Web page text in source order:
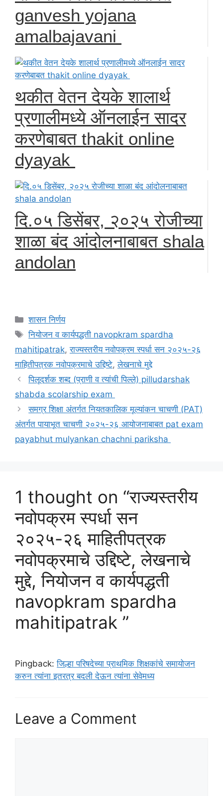
ganvesh yojana
amalbajavani
थकीत वेतन देयके शालार्थ
प्रणालीमध्ये ऑनलाईन सादर
करणेबाबत thakit online
dyayak
दि.०५ डिसेंबर, २०२५ रोजीच्या
शाळा बंद आंदोलनाबाबत shala
andolan
Categories
शासन निर्णय
Tags
नियोजन व कार्यपद्धती navopkram spardha
mahitipatrak,राज्यस्तरीय नवोपक्रम स्पर्धा सन २०२५-२६
माहितीपत्रक नवोपक्रमाचे उद्दिष्टे,लेखनाचे मुद्दे
पिलूदर्शक शब्द (प्राणी व त्यांची पिल्ले) pilludarshak
shabda scolarship exam
समग्र शिक्षा अंतर्गत नियतकालिक मूल्यांकन चाचणी (PAT)
अंतर्गत पायाभूत चाचणी २०२५-२६ आयोजनाबाबत pat exam
payabhut mulyankan chachni pariksha
1 thought on “राज्यस्तरीय
नवोपक्रम स्पर्धा सन
२०२५-२६ माहितीपत्रक
नवोपक्रमाचे उद्दिष्टे, लेखनाचे
मुद्दे, नियोजन व कार्यपद्धती
navopkram spardha
mahitipatrak ”
Pingback:जिल्हा परिषदेच्या प्राथमिक शिक्षकांचे समायोजन
करुन त्यांना इतरत्र बदली देऊन त्यांना सेवेमध्य
Leave a Comment